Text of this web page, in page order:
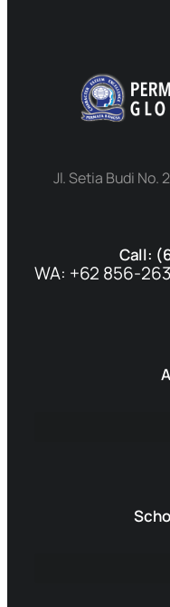
Jl. Setia Budi No.
Call:
WA: +62 856-